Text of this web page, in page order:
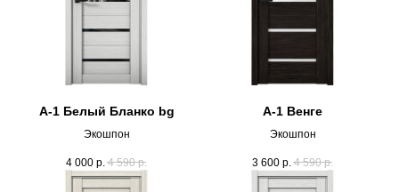
А-1 Белый Бланко bg
Экошпон
4 000 р. 4 590 р.
А-1 Венге
Экошпон
3 600 р. 4 590 р.